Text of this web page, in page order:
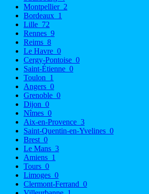
Montpellier 2
Bordeaux 1
Lille 72
Rennes 9
Reims 8
Le Havre 0
Cergy-Pontoise 0
Saint-Étienne 0
Toulon 1
Angers 0
Grenoble 0
Dijon 0
Nîmes 0
Aix-en-Provence 3
Saint-Quentin-en-Yvelines 0
Brest 0
Le Mans 3
Amiens 1
Tours 0
Limoges 0
Clermont-Ferrand 0